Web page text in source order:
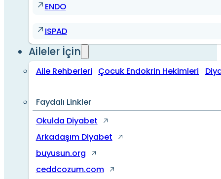
ENDO
ISPAD
Aileler İçin
Aile Rehberleri Çocuk Endokrin Hekimleri
Faydalı Linkler
Okulda Diyabet
Arkadaşım Diyabet
buyusun.org
ceddcozum.com